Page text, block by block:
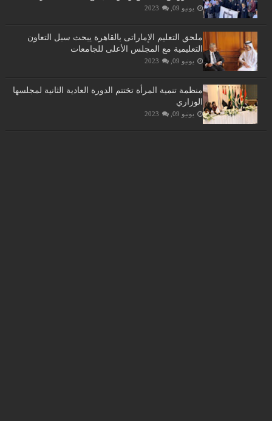
يونيو 09, 2023
ملحق التعليم الإماراتى بالقاهرة يبحث سبل التعاون
التعليمية مع المجلس الأعلى للجامعات
يونيو 09, 2023
منظمة تنمية المرأة تختتم الدورة العادية الثانية لمجلسها
الوزاري
يونيو 09, 2023